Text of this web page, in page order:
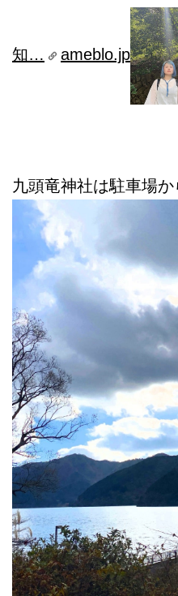
知… ameblo.jp
九頭竜神社は駐車場